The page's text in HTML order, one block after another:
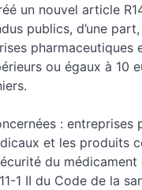
un nouvel article
publics, d’une
ou égaux à 10
:
et les produits
du
1 II du Code de la